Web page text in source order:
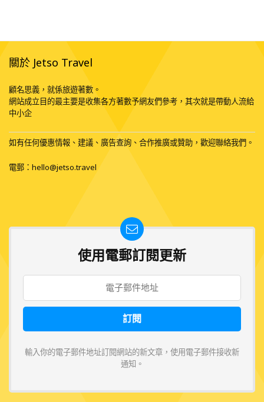
關於 Jetso Travel
顧名思義，就係旅遊著數。
網站成立目的最主要是收集各方著數予網友們參考，其次就是帶動人流給
中小企
如有任何優惠情報、建議、廣告查詢、合作推廣或贊助，歡迎聯絡我們。
電郵： hello@jetso.travel
使用電郵訂閱更新
輸入你的電子郵件地址訂閱網站的新文章，使用電子郵件接收新
通知。